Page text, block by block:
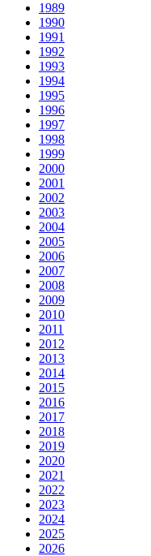
1989
1990
1991
1992
1993
1994
1995
1996
1997
1998
1999
2000
2001
2002
2003
2004
2005
2006
2007
2008
2009
2010
2011
2012
2013
2014
2015
2016
2017
2018
2019
2020
2021
2022
2023
2024
2025
2026